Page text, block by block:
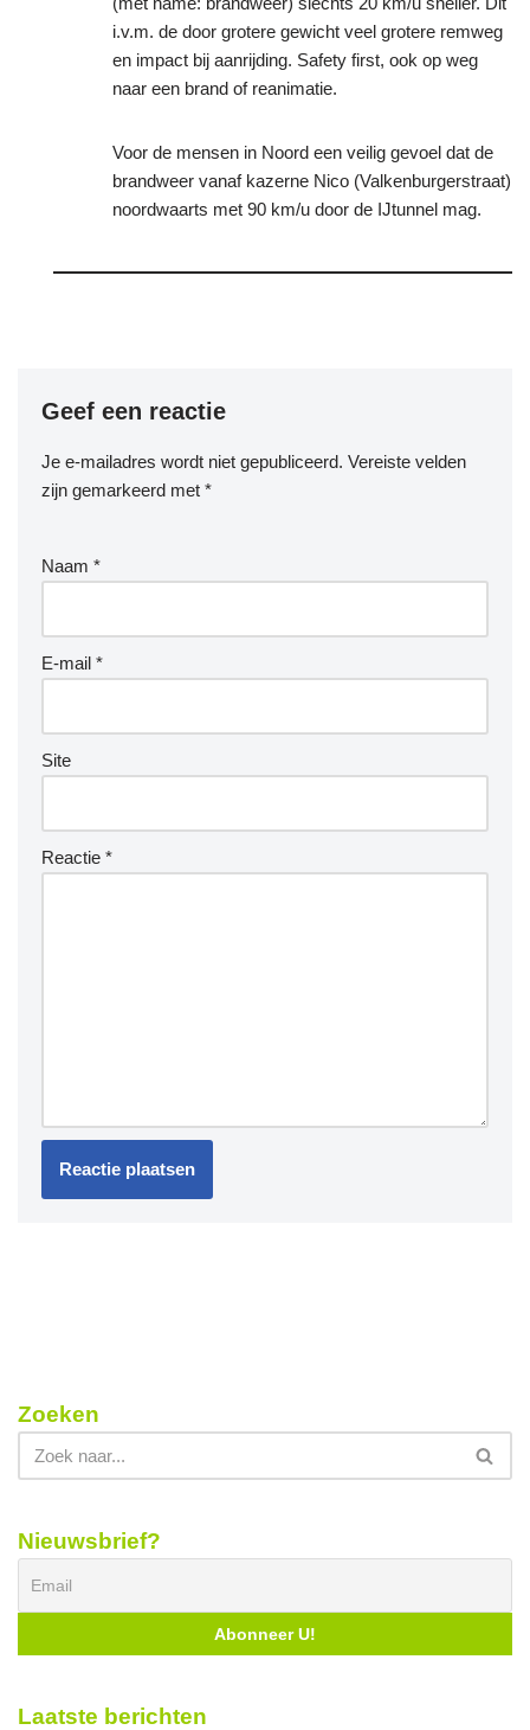
i.v.m. de door grotere gewicht veel grotere remweg
en impact bij aanrijding. Safety first, ook op weg
naar een brand of reanimatie.
Voor de mensen in Noord een veilig gevoel dat de
brandweer vanaf kazerne Nico (Valkenburgerstraat)
noordwaarts met 90 km/u door de IJtunnel mag.
Geef een reactie
Je e-mailadres wordt niet gepubliceerd. Vereiste velden
zijn gemarkeerd met *
Naam *
E-mail *
Site
Reactie *
Zoeken
Nieuwsbrief?
Laatste berichten